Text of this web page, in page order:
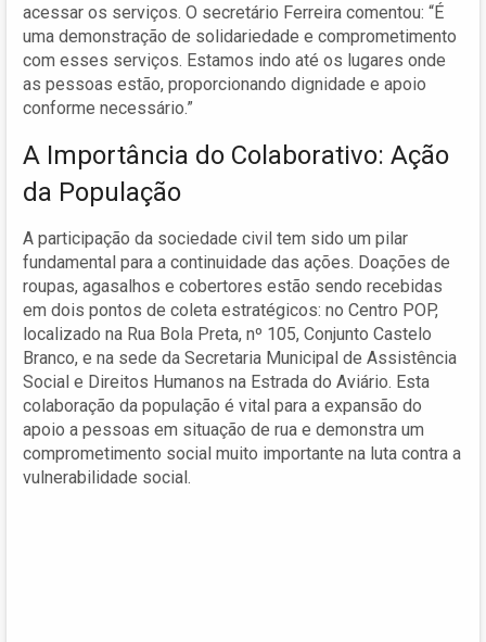
acessar os serviços. O secretário Ferreira comentou: “É
uma demonstração de solidariedade e comprometimento
com esses serviços. Estamos indo até os lugares onde
as pessoas estão, proporcionando dignidade e apoio
conforme necessário.”
A Importância do Colaborativo: Ação
da População
A participação da sociedade civil tem sido um pilar
fundamental para a continuidade das ações. Doações de
roupas, agasalhos e cobertores estão sendo recebidas
em dois pontos de coleta estratégicos: no Centro POP,
localizado na Rua Bola Preta, nº 105, Conjunto Castelo
Branco, e na sede da Secretaria Municipal de Assistência
Social e Direitos Humanos na Estrada do Aviário. Esta
colaboração da população é vital para a expansão do
apoio a pessoas em situação de rua e demonstra um
comprometimento social muito importante na luta contra a
vulnerabilidade social.